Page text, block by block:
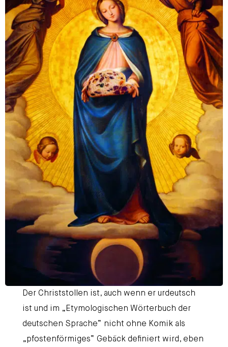
Der Christstollen ist, auch wenn er urdeutsch
ist und im „Etymologischen Wörterbuch der
deutschen Sprache“ nicht ohne Komik als
„pfostenförmiges“ Gebäck definiert wird, eben